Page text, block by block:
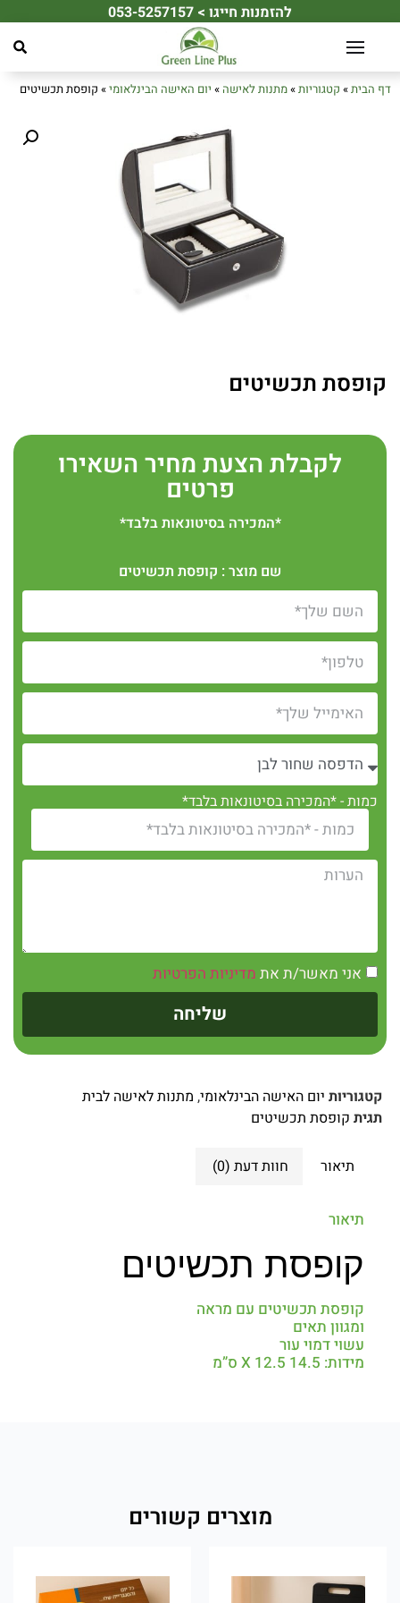
להזמנות חייגו > 053-5257157
דף הבית» קטגוריות»מתנות לאישה » יום האישה הבינלאומי» קופסת תכשיטים
קופסת תכשיטים
לקבלת הצעת מחיר השאירו
פרטים
*המכירה בסיטונאות בלבד*
שם מוצר : קופסת תכשיטים
כמות - *המכירה בסיטונאות בלבד*
אני מאשר/ת את מדיניות הפרטיות
שליחה
קטגוריות יום האישה הבינלאומי, מתנות לאישה לבית
תגית קופסת תכשיטים
תיאור חוות דעת (0)
תיאור
קופסת תכשיטים
קופסת תכשיטים עם מראה
ומגוון תאים
עשוי דמוי עור
מידות: 14.5 X 12.5 ס”מ
מוצרים קשורים